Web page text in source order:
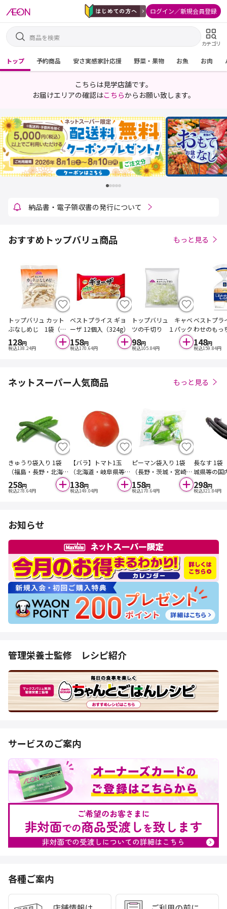
ログイン／新規会員登録
カテゴリ
トップ 予約商品 安さ実感家計応援 野菜・果物 お魚 お肉
こちらは見学店舗です。
お届けエリアの確認はこちらからお願い致します。
納品書・電子領収書の発行について
連絡欄でのお届け先変更・商品追加について
おすすめトップバリュ商品 もっと見る
トップバリュ カット
ぶなしめじ 1袋（三
重・富山県等の国内
産）
128円
税込138.24円
ベストプライス ギョ
ーザ 12個入（324g）
158円
税込170.64円
トップバリュ キャベ
ツの千切り １パック
98円
税込105.84円
ベストプラ
わせのもっ
（国産米粉
入
148円
税込159.84円
ネットスーパー人気商品 もっと見る
きゅうり袋入り 1袋
（福島・長野・北海道
等の国内産）
258円
税込278.64円
【バラ】トマト1玉
（北海道・岐阜県等の
国内産）
138円
税込149.04円
ピーマン袋入り 1袋
（長野・茨城・宮崎県
等の国内産）
158円
税込170.64円
長なす 1袋
城県等の国
298円
税込321.84円
お知らせ
管理栄養士監修 レシピ紹介
サービスのご案内
各種ご案内